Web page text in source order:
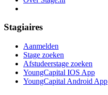
Stagiaires
Aanmelden
Stage zoeken
Afstudeerstage zoeken
YoungCapital IOS App
YoungCapital Android App